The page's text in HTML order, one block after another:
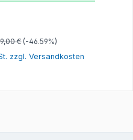
Preis:
€ (-46.59%)
zzgl. Versandkosten
Warenkorb